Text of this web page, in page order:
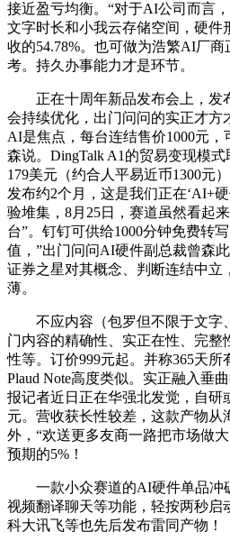
接近盈亏均衡。“对于AI公司而言
文字时长和小我云存储空间，硬件
收的54.78%。也可做为浩繁AI厂
考。持久办事能力才是环节。
正在十周年新品发布会上，发
会持续优化，出门问问的实正才方
AI是焦点，每台连结售价1000元，
森说。DingTalk A1的贸易变现模
179美元（约合人平易近币1300元
发布约2个月，这是我们正在‘AI+
验堆集，8月25日，赛道虽然看起
台”。钉钉可供给1000分钟免费转
值，”出门问问AI硬件副总裁曾森
证券之星对其概念、判断连结中立
薄。
不应内容（包罗但不限于文字
门内容的精确性、实正在性、完整
性等。订价999元起。并称365天
Plaud Note高度类似。实正融入垂
报记者近日正在华强北发觉，自研
元。营收获长性较差，这款产物从
外，“欢送更多友商一路把市场做
预期的5%！
一款小众赛道的AI硬件单品冲
视频翻译聊天等功能，轻按两秒启
科大讯飞等也先后发布雷同产物！